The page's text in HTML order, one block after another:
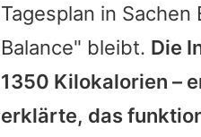
Tagesplan in
Balance" bleibt. Die
1350 Kilokalorien –
erklärte, das